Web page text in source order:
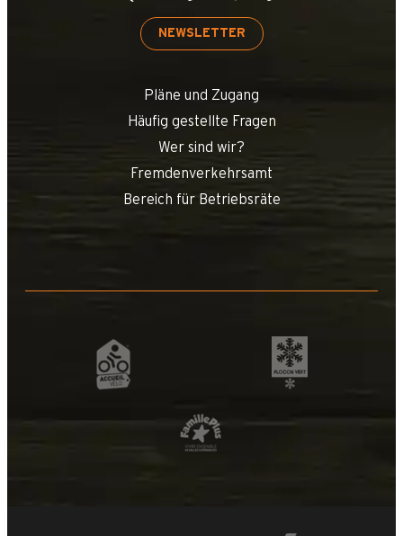
NEWSLETTER
Pläne und Zugang
Häufig gestellte Fragen
Wer sind wir?
Fremdenverkehrsamt
Bereich für Betriebsräte